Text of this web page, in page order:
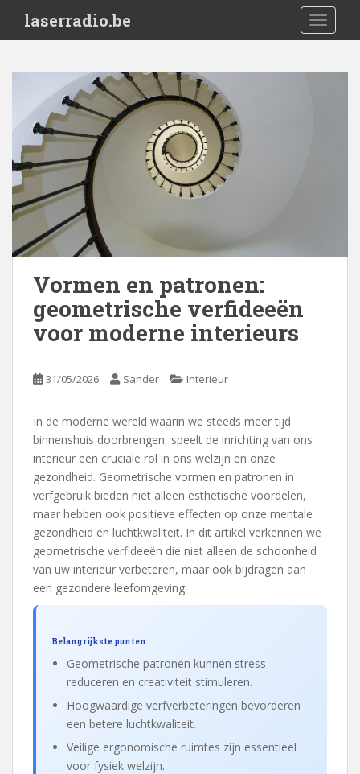
i
laserradio.be
Vormen en patronen:
geometrische verfideeën
voor moderne interieurs
31/05/2026 Sander Interieur
In de moderne wereld waarin we steeds meer tijd
binnenshuis doorbrengen, speelt de inrichting van ons
interieur een cruciale rol in ons welzijn en onze
gezondheid. Geometrische vormen en patronen in
verfgebruik bieden niet alleen esthetische voordelen,
maar hebben ook positieve effecten op onze mentale
gezondheid en luchtkwaliteit. In dit artikel verkennen we
geometrische verfideeën die niet alleen de schoonheid
van uw interieur verbeteren, maar ook bijdragen aan
een gezondere leefomgeving.
Belangrijkste punten
Geometrische patronen kunnen stress
reduceren en creativiteit stimuleren.
Hoogwaardige verfverbeteringen bevorderen
een betere luchtkwaliteit.
Veilige ergonomische ruimtes zijn essentieel
voor fysiek welzijn.